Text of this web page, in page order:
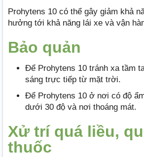
Prohytens 10 có thể gây giảm khả
hưởng tới khả năng lái xe và vận
Bảo quản
Để Prohytens 10 tránh xa tầm
sáng trực tiếp từ mặt trời.
Để Prohytens 10 ở nơi có độ
dưới 30 độ và nơi thoáng mát.
Xử trí quá liều,
thuốc